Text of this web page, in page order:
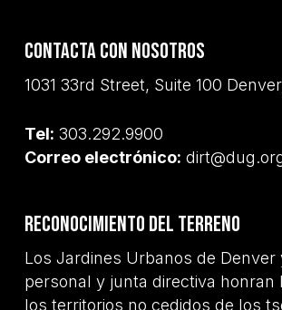
Contacta con nosotros
1031 33rd Street, Suite 100
Tel: 303.292.9900
Correo electrónico:
Reconocimiento del terreno
Los Jardines Urbanos de Denver
personal y junta directiva honran
los territorios no cedidos de los